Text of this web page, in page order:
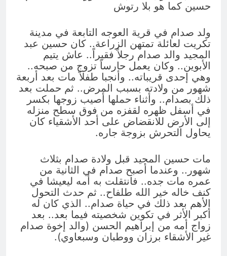
التسخيتي, من اصحاب الكساء الى
المعصوبين الاثني عشر، حجج اللات
8 ساعات Ago
حسين كما هو بلا رتوش
ولد صدام في قرية العوجه التابعة في مدينة
تكريت لعائلة تمتهن الزراعة.. كان حسين عبد
المجيد والد صدام رجلاً فقيراً.. عاش يتيم
الأبوين.. وكان يعمل حارساً تزوج من صبحه..
وهي إحدى قريباته.. وأنجبا طفلاً مات بعد أربعة
شهور من ولادته بسبب المرض.. ثم حملت بعد
ذلك بصدام.. وأثناء حملها أصيب زوجها بكسر
في أسفل ظهره لقفزه من فوق سطح منزله
إلى الأرض للانقضاض على أحد الأشقياء كان
يحاول التحرش بزوجة جاره.
مات حسين المجيد قبل ولادة صدام بثلاث
شهور.. وعندما أصبح صدام في الثانية من
عمره مات جده.. فانتقلت به أمه ليعيشا في
كنف خاله خير الله طلفاح.. ثم حدث التحول
الأهم بعد ذلك في حياة صدام.. الذي كان له
أكبر الأثر في تكوين شخصيته فيما بعد.. بعد
زواج أمه من إبراهيم الحسن (والد إخوة صدام
غير الأشقاء برزان ووطبان وسبعاوي).